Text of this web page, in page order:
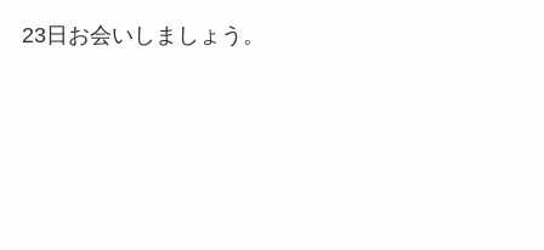
23日お会いしましょう。